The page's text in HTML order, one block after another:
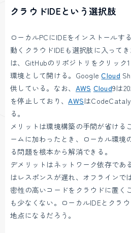
クラウドIDEという選択肢
ローカルPCにIDEをインストールす
動くクラウドIDEも選択肢に入って
は、GitHubのリポジトリをクリック
環境として開ける。GoogleCloud
供している。なお、 AWS Cloud9は
を停止しており、AWSは
る。
メリットは環境構築の手間が省ける
ームに加わったとき、ローカル環境
る問題を根本から解消できる。
デメリットはネットワーク依存であ
はレスポンスが遅れ、オフラインで
密性の高いコードをクラウドに置く
も少なくない。ローカルIDEとクラ
地点になるだろう。